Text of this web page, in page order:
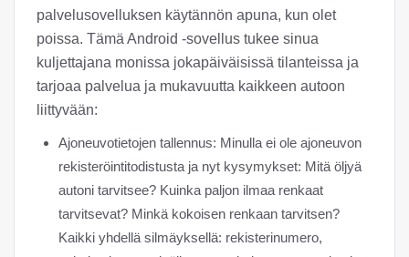
palvelusovelluksen käytännön apuna, kun olet
poissa. Tämä Android -sovellus tukee sinua
kuljettajana monissa jokapäiväisissä tilanteissa ja
tarjoaa palvelua ja mukavuutta kaikkeen autoon
liittyvään:
Ajoneuvotietojen tallennus: Minulla ei ole ajoneuvon
rekisteröintitodistusta ja nyt kysymykset: Mitä öljyä
autoni tarvitsee? Kuinka paljon ilmaa renkaat
tarvitsevat? Minkä kokoisen renkaan tarvitsen?
Kaikki yhdellä silmäyksellä: rekisterinumero,